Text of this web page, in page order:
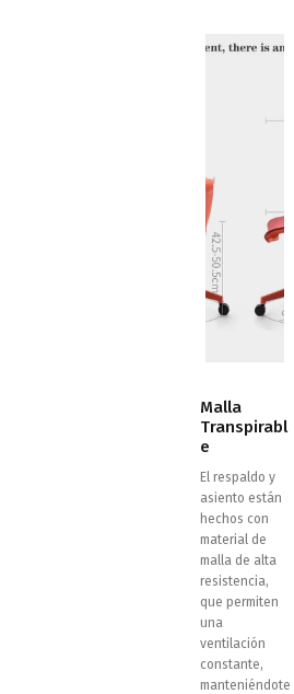
Malla
Transpirabl
e
El respaldo y
asiento están
hechos con
material de
malla de alta
resistencia,
que permiten
una
ventilación
constante,
manteniéndote